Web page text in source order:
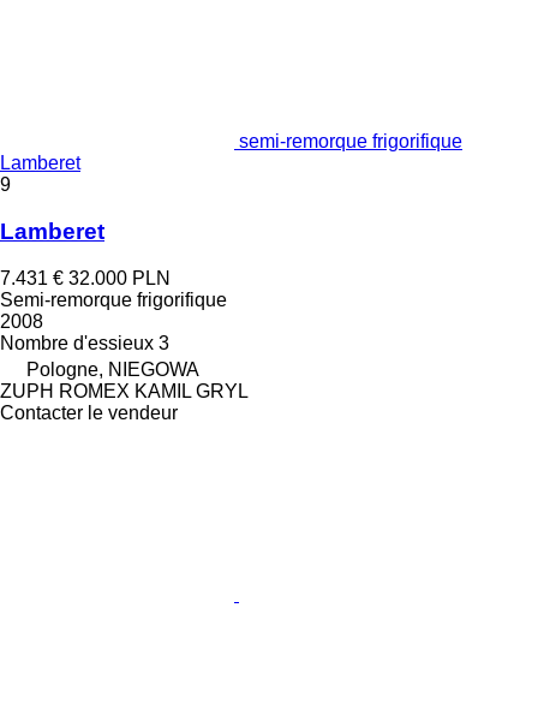
semi-remorque frigorifique
Lamberet
9
Lamberet
7.431 € 32.000 PLN
Semi-remorque frigorifique
2008
Nombre d'essieux 3
Pologne, NIEGOWA
ZUPH ROMEX KAMIL GRYL
Contacter le vendeur